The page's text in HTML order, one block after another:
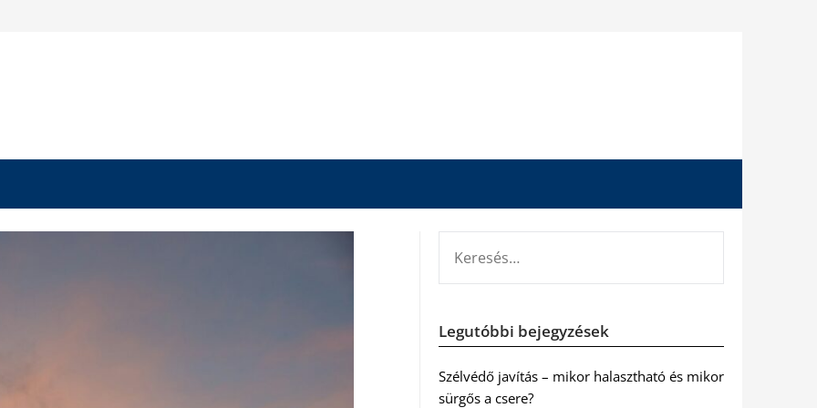
Legutóbbi bejegyzések
Szélvédő javítás – mikor halasztható és mikor
sürgős a csere?